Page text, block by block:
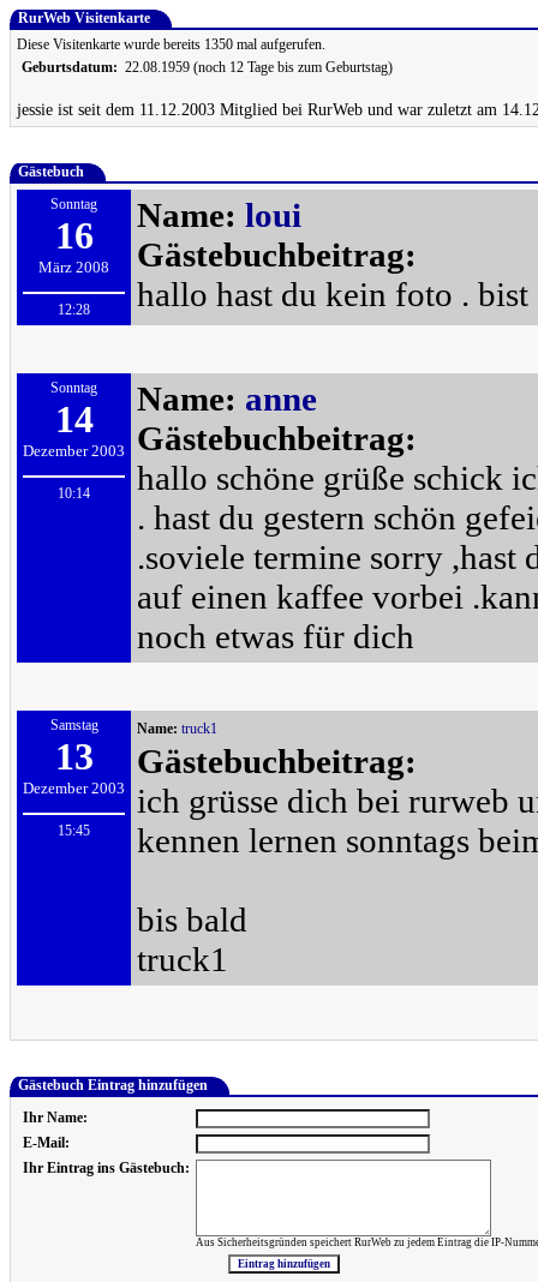
RurWeb Visitenkarte
Diese Visitenkarte wurde bereits 1350 mal aufgerufen.
Geburtsdatum: 22.08.1959 (noch 12 Tage bis zum Geburtstag)
jessie ist seit dem 11.12.2003 Mitglied bei RurWeb und war zuletzt am
Gästebuch
Sonntag
16
März 2008
12:28
Name: loui
Gästebuchbeitrag:
hallo hast du kein foto . bist
Sonntag
14
Dezember 2003
10:14
Name: anne
Gästebuchbeitrag:
hallo schöne grüße schick
. hast du gestern schön
.soviele termine sorry ,hast
auf einen kaffee vorbei
noch etwas für dich
Samstag
13
Dezember 2003
15:45
Name: truck1
Gästebuchbeitrag:
ich grüsse dich bei rurweb
kennen lernen sonntags
bis bald
truck1
Gästebuch Eintrag hinzufügen
Ihr Name:
E-Mail:
Ihr Eintrag ins Gästebuch:
Aus Sicherheitsgründen speichert RurWeb zu jedem Eintrag die IP-